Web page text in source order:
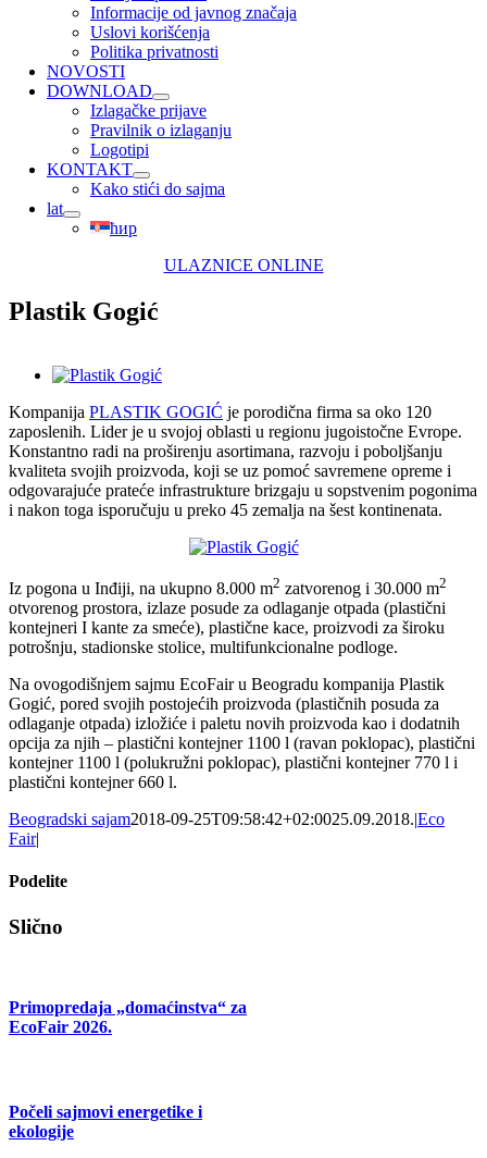
Informacije od javnog značaja
Uslovi korišćenja
Politika privatnosti
NOVOSTI
DOWNLOAD
Izlagačke prijave
Pravilnik o izlaganju
Logotipi
KONTAKT
Kako stići do sajma
lat
ћир
ULAZNICE ONLINE
Plastik Gogić
View
Image
Kompanija PLASTIK GOGIĆ je porodična firma sa oko 120
zaposlenih. Lider je u svojoj oblasti u regionu jugoistočne Evrope.
Konstantno radi na proširenju asortimana, razvoju i poboljšanju
kvaliteta svojih proizvoda, koji se uz pomoć savremene opreme i
odgovarajuće prateće infrastrukture brizgaju u sopstvenim pogonima
i nakon toga isporučuju u preko 45 zemalja na šest kontinenata.
Iz pogona u Inđiji, na ukupno 8.000 m2 zatvorenog i 30.000 m2
otvorenog prostora, izlaze posude za odlaganje otpada (plastični
kontejneri I kante za smeće), plastične kace, proizvodi za široku
potrošnju, stadionske stolice, multifunkcionalne podloge.
Na ovogodišnjem sajmu EcoFair u Beogradu kompanija Plastik
Gogić, pored svojih postojećih proizvoda (plastičnih posuda za
odlaganje otpada) izložiće i paletu novih proizvoda kao i dodatnih
opcija za njih – plastični kontejner 1100 l (ravan poklopac), plastični
kontejner 1100 l (polukružni poklopac), plastični kontejner 770 l i
plastični kontejner 660 l.
Beogradski sajam2018-09-25T09:58:42+02:0025.09.2018.|Eco
Fair|
Podelite
Facebook
X
Tumblr
Pinterest
Email
Slično
Primopredaja „domaćinstva“ za
EcoFair 2026.
Počeli sajmovi energetike i
ekologije